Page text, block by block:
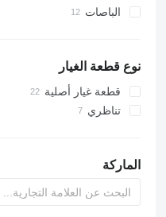
الباصات
نوع قطعة الغيار
قطعة غيار أصلية
تناظري
الماركة